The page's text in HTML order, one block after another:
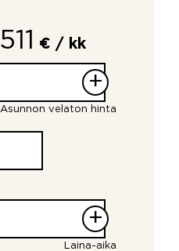
511 € / kk
+
Asunnon velaton hinta
+
Laina-aika